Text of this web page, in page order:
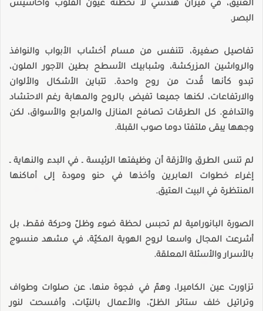
العتيق، في ميزان هندسي لا تخطئه عيون القلوب وأحاسيس
البصر.
تفاصيل صغيرة، تتنفس من مسام أخشاب الأبواب والنوافذ
والرواشين المزركشة، وشبابيك الأسطح بطين الآجور الملون،
تبدو كأنها قُدت من روح واحدة. تتباين الأشكال والألوان
والارتفاعات، لكنها جميعا تفيض بالروح والمهابة رغم الاحتشاد
والتدافع. كل الطرقات تصافح المنازل والمرابع والأسواق، لكن
وجهها يبقى ملتفتا دوما صوب القبلة.
لم تنس الطرق والأزقة أن وظيفتها الرئيسة ـ في البدء والنهاية ـ
إغراء خطوات العابرين وأخذها في حنو ومودة إلى أماكنها
المنتظرة في البيت العتيق.
الصورة البانورامية لم تحبس لحظة ضوء وظلّ وحركة فقط، بل
أشرعت المجال واسعا لروح الهوية المكيّة، في مشهد منسوج
بالأسرار والأسئلة المعلقة.
تزاورت عين الكاميرا، وهمّ في فجوة منها، عن صلوات وطواف
وتراتيل خلف ستائر الظلّ، والأعمال بالنيّات، وأفسحت لنور